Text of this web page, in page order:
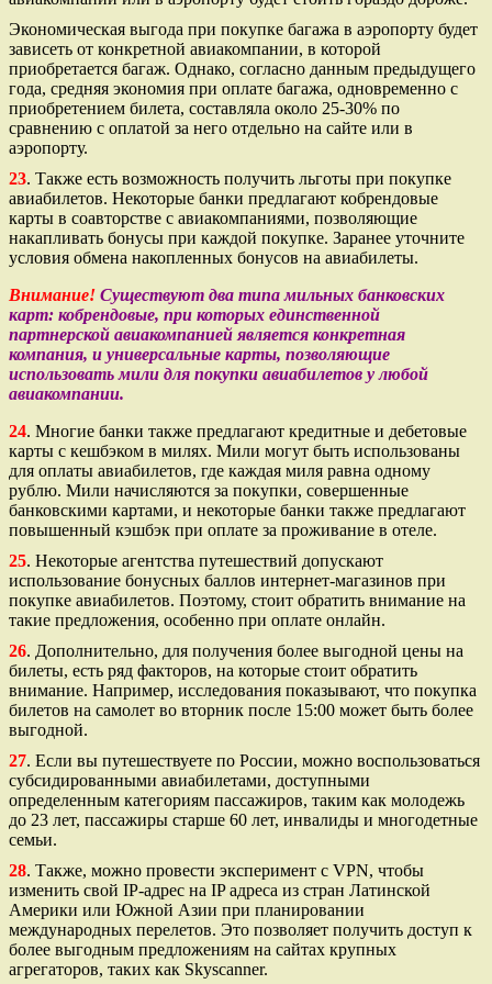
Экономическая выгода при покупке багажа в аэропорту будет
зависеть от конкретной авиакомпании, в которой
приобретается багаж. Однако, согласно данным предыдущего
года, средняя экономия при оплате багажа, одновременно с
приобретением билета, составляла около 25-30% по
сравнению с оплатой за него отдельно на сайте или в
аэропорту.
23. Также есть возможность получить льготы при покупке
авиабилетов. Некоторые банки предлагают кобрендовые
карты в соавторстве с авиакомпаниями, позволяющие
накапливать бонусы при каждой покупке. Заранее уточните
условия обмена накопленных бонусов на авиабилеты.
Внимание! Существуют два типа мильных банковских
карт: кобрендовые, при которых единственной
партнерской авиакомпанией является конкретная
компания, и универсальные карты, позволяющие
использовать мили для покупки авиабилетов у любой
авиакомпании.
24. Многие банки также предлагают кредитные и дебетовые
карты с кешбэком в милях. Мили могут быть использованы
для оплаты авиабилетов, где каждая миля равна одному
рублю. Мили начисляются за покупки, совершенные
банковскими картами, и некоторые банки также предлагают
повышенный кэшбэк при оплате за проживание в отеле.
25. Некоторые агентства путешествий допускают
использование бонусных баллов интернет-магазинов при
покупке авиабилетов. Поэтому, стоит обратить внимание на
такие предложения, особенно при оплате онлайн.
26. Дополнительно, для получения более выгодной цены на
билеты, есть ряд факторов, на которые стоит обратить
внимание. Например, исследования показывают, что покупка
билетов на самолет во вторник после 15:00 может быть более
выгодной.
27. Если вы путешествуете по России, можно воспользоваться
субсидированными авиабилетами, доступными
определенным категориям пассажиров, таким как молодежь
до 23 лет, пассажиры старше 60 лет, инвалиды и многодетные
семьи.
28. Также, можно провести эксперимент с VPN, чтобы
изменить свой IP-адрес на IP адреса из стран Латинской
Америки или Южной Азии при планировании
международных перелетов. Это позволяет получить доступ к
более выгодным предложениям на сайтах крупных
агрегаторов, таких как Skyscanner.